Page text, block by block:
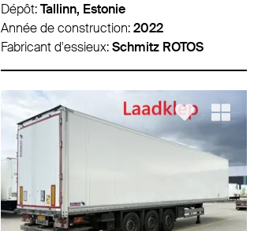
Dépôt:Tallinn, Estonie
Année de construction:2022
Fabricant d'essieux:Schmitz ROTOS